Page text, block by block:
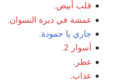
قلب أبيض.
عمشة في ديرة النسوان
جاري يا حمودة
أسوار 2
.
عطر
عذاب.